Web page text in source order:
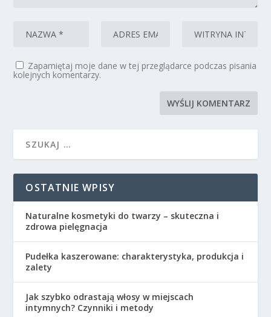
Zapamiętaj moje dane w tej przeglądarce podczas pisania
kolejnych komentarzy.
OSTATNIE WPISY
Naturalne kosmetyki do twarzy – skuteczna i
zdrowa pielęgnacja
Pudełka kaszerowane: charakterystyka, produkcja i
zalety
Jak szybko odrastają włosy w miejscach
intymnych? Czynniki i metody